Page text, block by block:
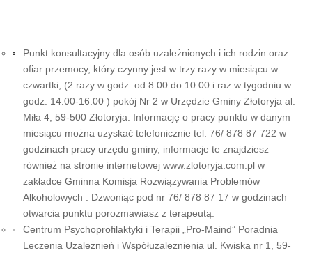
Punkt konsultacyjny dla osób uzależnionych i ich rodzin oraz
ofiar przemocy, który czynny jest w trzy razy w miesiącu w
czwartki, (2 razy w godz. od 8.00 do 10.00 i raz w tygodniu w
godz. 14.00-16.00 ) pokój Nr 2 w Urzędzie Gminy Złotoryja al.
Miła 4, 59-500 Złotoryja. Informację o pracy punktu w danym
miesiącu można uzyskać telefonicznie tel. 76/ 878 87 722 w
godzinach pracy urzędu gminy, informacje te znajdziesz
również na stronie internetowej www.zlotoryja.com.pl w
zakładce Gminna Komisja Rozwiązywania Problemów
Alkoholowych . Dzwoniąc pod nr 76/ 878 87 17 w godzinach
otwarcia punktu porozmawiasz z terapeutą.
Centrum Psychoprofilaktyki i Terapii „Pro-Maind” Poradnia
Leczenia Uzależnień i Współuzależnienia ul. Kwiska nr 1, 59-